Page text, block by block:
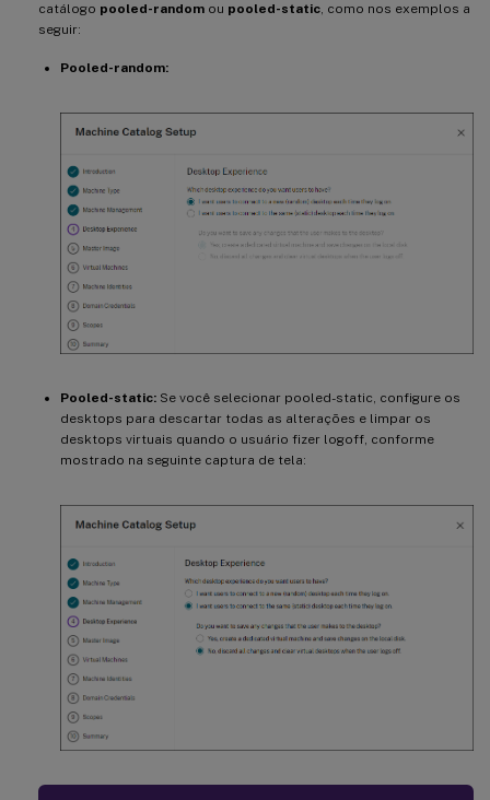
catálogo pooled-random ou pooled-static, como nos exemplos a
seguir:
Pooled-random:
Pooled-static: Se você selecionar pooled-static, configure os
desktops para descartar todas as alterações e limpar os
desktops virtuais quando o usuário fizer logoff, conforme
mostrado na seguinte captura de tela: